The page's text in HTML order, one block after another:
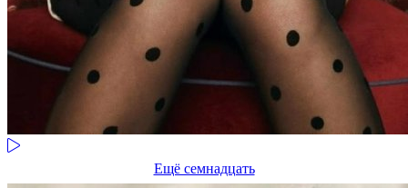
Ещё семнадцать